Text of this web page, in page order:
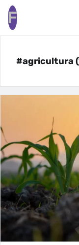
F
#agricultura